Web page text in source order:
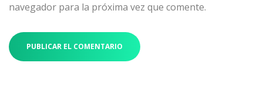
navegador para la próxima vez que comente.